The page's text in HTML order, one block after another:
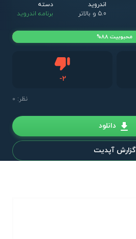
اندروید
5.0 و بالاتر
دسته
برنامه اندروید
-2دیس لایک
نظر: 0
محبوبیت 88%
دانلود
گزارش آپدیت